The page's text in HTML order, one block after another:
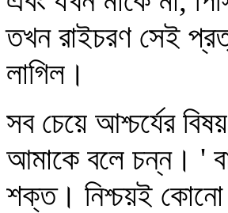
তখন রাইচরণ সেই
লাগিল।
সব চেয়ে আশ্চর্যের
আমাকে বলে চন্ন। '
শক্ত। নিশ্চয়ই